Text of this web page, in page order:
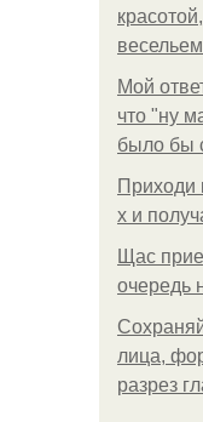
Мой
что "ну
было бы
Приходи
х и
Щас
очередь
лица,
разрез